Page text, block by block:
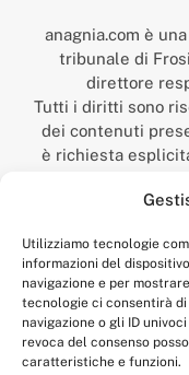
Utilizziamo tecnologie
informazioni del
navigazione e per
tecnologie ci consentirà
navigazione o gli ID
revoca del consenso
caratteristiche e funzioni.
anagnia.com è
tribunale di
direttore
Tutti i diritti sono
dei contenuti
è richiesta
“Anagnia” è un
num. registrazione:
Per